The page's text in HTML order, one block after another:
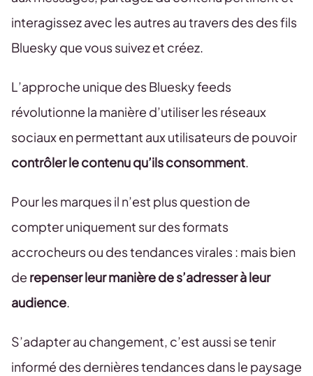
interagissez avec les autres au travers des des fils
Bluesky que vous suivez et créez.
L’approche unique des Bluesky feeds
révolutionne la manière d’utiliser les réseaux
sociaux en permettant aux utilisateurs de pouvoir
contrôler le contenu qu’ils consomment.
Pour les marques il n’est plus question de
compter uniquement sur des formats
accrocheurs ou des tendances virales : mais bien
de repenser leur manière de s’adresser à leur
audience.
S’adapter au changement, c’est aussi se tenir
informé des dernières tendances dans le paysage